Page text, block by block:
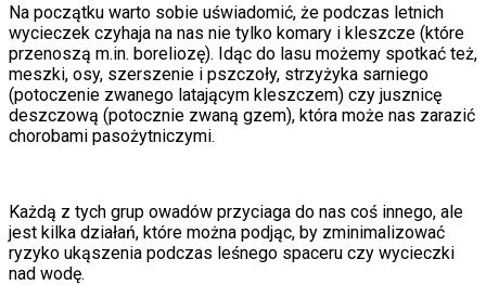
Na początku warto sobie uświadomić, że podczas letnich
wycieczek czyhaja na nas nie tylko komary i kleszcze (które
przenoszą m.in. boreliozę). Idąc do lasu możemy spotkać też,
meszki, osy, szerszenie i pszczoły, strzyżyka sarniego
(potoczenie zwanego latającym kleszczem) czy jusznicę
deszczową (potocznie zwaną gzem), która może nas zarazić
chorobami pasożytniczymi.
Każdą z tych grup owadów przyciaga do nas coś innego, ale
jest kilka działań, które można podjąc, by zminimalizować
ryzyko ukąszenia podczas leśnego spaceru czy wycieczki
nad wodę.